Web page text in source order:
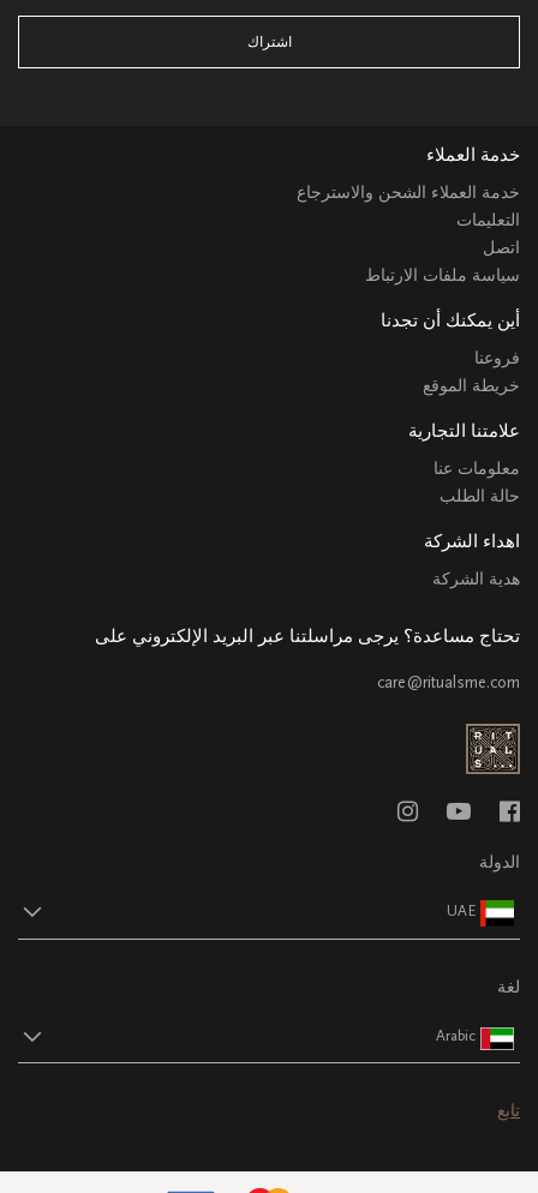
اشتراك
خدمة العملاء
خدمة العملاء الشحن والاسترجاع
التعليمات
اتصل
سياسة ملفات الارتباط
أين يمكنك أن تجدنا
فروعنا
خريطة الموقع
علامتنا التجارية
معلومات عنا
حالة الطلب
اهداء الشركة
هدية الشركة
تحتاج مساعدة؟ يرجى مراسلتنا عبر البريد الإلكتروني على
care@ritualsme.com
الدولة
UAE
لغة
Arabic
تابع